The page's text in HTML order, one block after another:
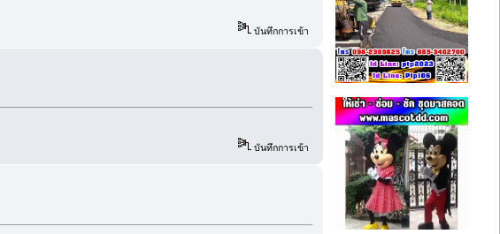
บันทึกการเข้า
บันทึกการเข้า